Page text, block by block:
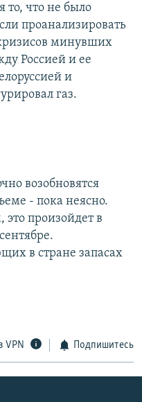
то, что не было
проанализировать
минувших
Россией и ее
и
газ.
возобновятся
- пока неясно.
произойдет в
в стране запасах
VPN Подпишитесь